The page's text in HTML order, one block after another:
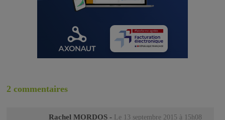
2 commentaires
Rachel MORDOS - Le 13 septembre 2015 à 15h08